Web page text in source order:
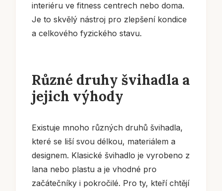
interiéru ve fitness centrech nebo doma.
Je to skvělý nástroj pro zlepšení kondice
a celkového fyzického stavu.
Různé druhy švihadla a
jejich výhody
Existuje mnoho různých druhů švihadla,
které se liší svou délkou, materiálem a
designem. Klasické švihadlo je vyrobeno z
lana nebo plastu a je vhodné pro
začátečníky i pokročilé. Pro ty, kteří chtějí